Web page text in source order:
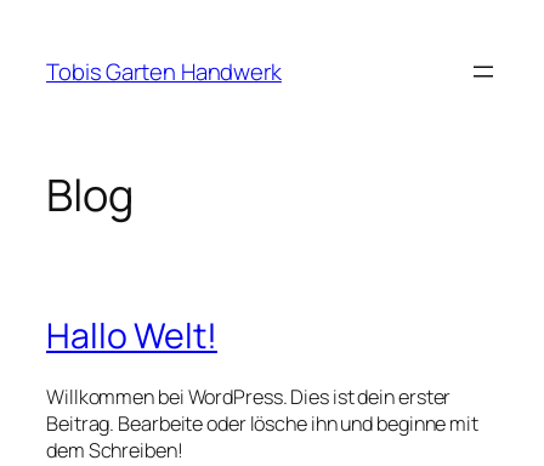
springen
Tobis Garten Handwerk
Blog
Hallo Welt!
Willkommen bei WordPress. Dies ist dein erster
Beitrag. Bearbeite oder lösche ihn und beginne mit
dem Schreiben!